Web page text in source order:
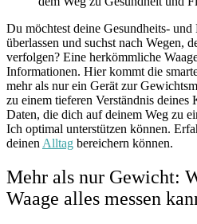
Du möchtest deine Gesundheits-
überlassen und suchst nach Wegen,
verfolgen? Eine herkömmliche
Informationen. Hier kommt die
mehr als nur ein Gerät zur
zu einem tieferen Verständnis
Daten, die dich auf deinem Weg zu
Ich optimal unterstützen können.
deinen Alltag bereichern können.
Mehr als nur Gewicht:
Waage alles messen